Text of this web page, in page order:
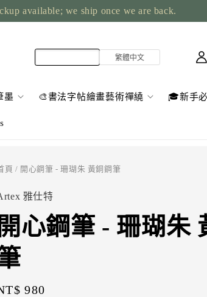
available; we ship once we are back.
墨 🎨書法字帖繪畫藝術禪繞 🎓新手
頁 / 開心鋼筆 - 珊瑚朱 黃銅鋼筆
雅仕特
開心鋼筆 - 珊瑚朱
980